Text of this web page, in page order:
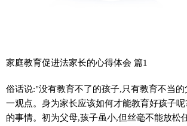
家庭教育促进法家长的心得体会 篇1
俗话说:"没有教育不了的孩子,只有教育不当
一观点。身为家长应该如何才能教育好孩子
的事情。初为父母,孩子虽小,但丝毫不能放松